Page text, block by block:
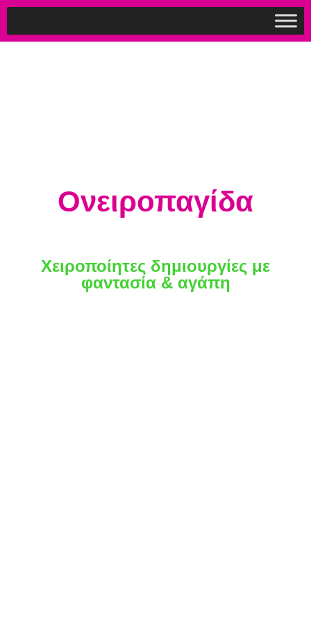
Ονειροπαγίδα
Χειροποίητες δημιουργίες με
φαντασία & αγάπη